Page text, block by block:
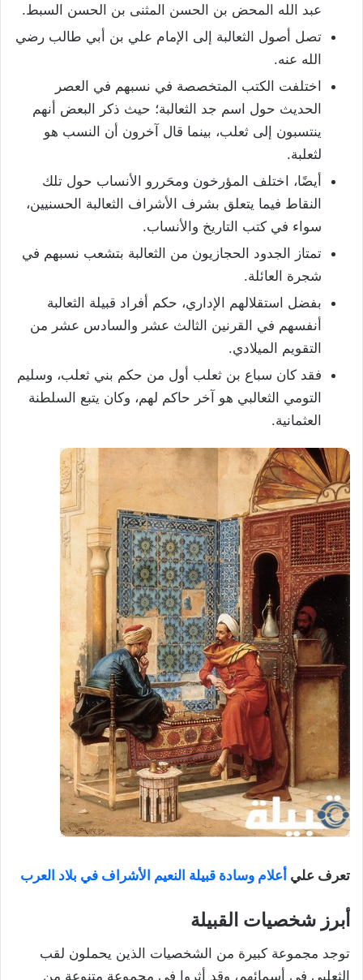
عبد الله المحض بن الحسن المثنى بن الحسن السبط.
تصل أصول الثعالبة إلى الإمام علي بن أبي طالب رضي
الله عنه.
اختلفت الكتب المتخصصة في نسبهم في العصر
الحديث حول اسم جد الثعالبة؛ حيث ذكر البعض أنهم
ينتسبون إلى ثعلب، بينما قال آخرون أن النسب هو
لثعلبة.
أيضًا، اختلف المؤرخون ومحَررو الأنساب حول تلك
النقاط فيما يتعلق بشرف الأشراف الثعالبة الحسنيين،
سواء في كتب التاريخ والأنساب.
تمتاز الجدود الحجازيون من الثعالبة بتشعب نسبهم في
شجرة العائلة.
بفضل استقلالهم الإداري، حكم أفراد قبيلة الثعالبة
أنفسهم في القرنين الثالث عشر والسادس عشر من
التقويم الميلادي.
فقد كان سباع بن ثعلب أول من حكم بني ثعلب، وسليم
التومي الثعالبي هو آخر حاكم لهم، وكان يتبع السلطنة
العثمانية.
تعرف علي أعلام وسادة قبيلة النعيم الأشراف في بلاد العرب
أبرز شخصيات القبيلة
توجد مجموعة كبيرة من الشخصيات الذين يحملون لقب
الثعلبي في أسمائهم، وقد أثروا في مجموعة متنوعة من